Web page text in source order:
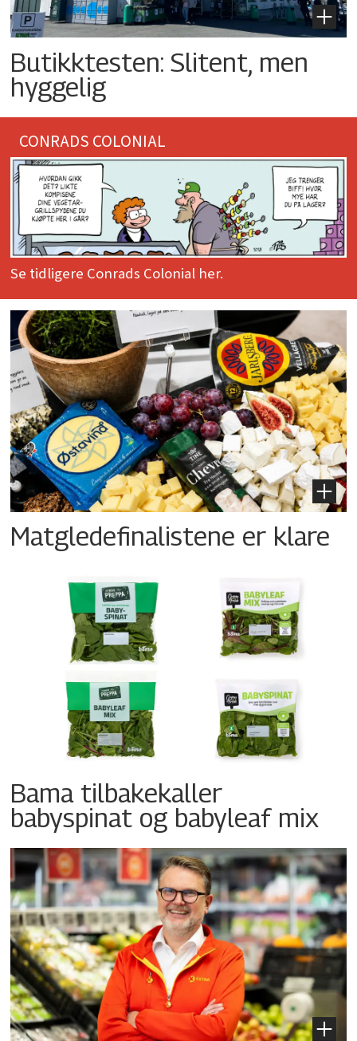
Butikktesten: Slitent, men
hyggelig
CONRADS COLONIAL
Se tidligere Conrads Colonial her.
Matgledefinalistene er klare
Bama tilbakekaller
babyspinat og babyleaf mix